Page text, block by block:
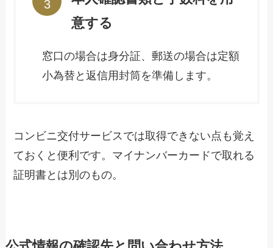
意する
窓口の場合は身分証、郵送の場合は定額
小為替と返信用封筒を準備します。
コンビニ交付サービスでは取得できない点も覚え
ておくと便利です。マイナンバーカードで取れる
証明書とは別のもの。